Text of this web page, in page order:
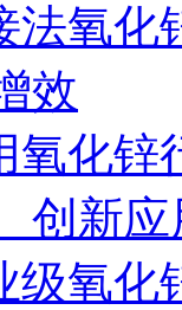
法氧化
效
氧化锌
创新
级氧化